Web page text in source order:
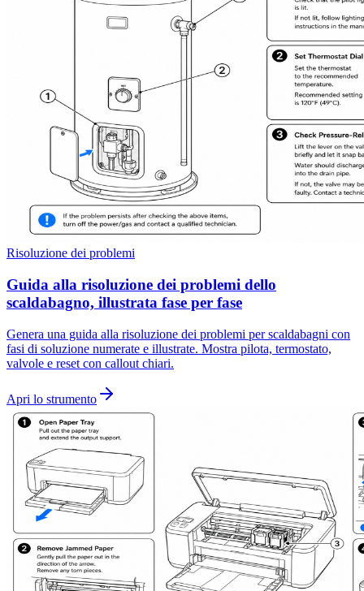
Risoluzione dei problemi
Guida alla risoluzione dei problemi dello
scaldabagno, illustrata fase per fase
Genera una guida alla risoluzione dei problemi per scaldabagni con
fasi di soluzione numerate e illustrate. Mostra pilota, termostato,
valvole e reset con callout chiari.
Apri lo strumento